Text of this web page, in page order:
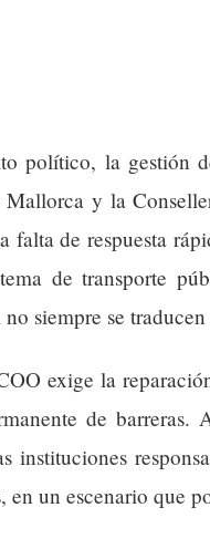
político, la gestión
Mallorca y la
falta de respuesta
de transporte
siempre se
exige la
de barreras.
instituciones
en un escenario que